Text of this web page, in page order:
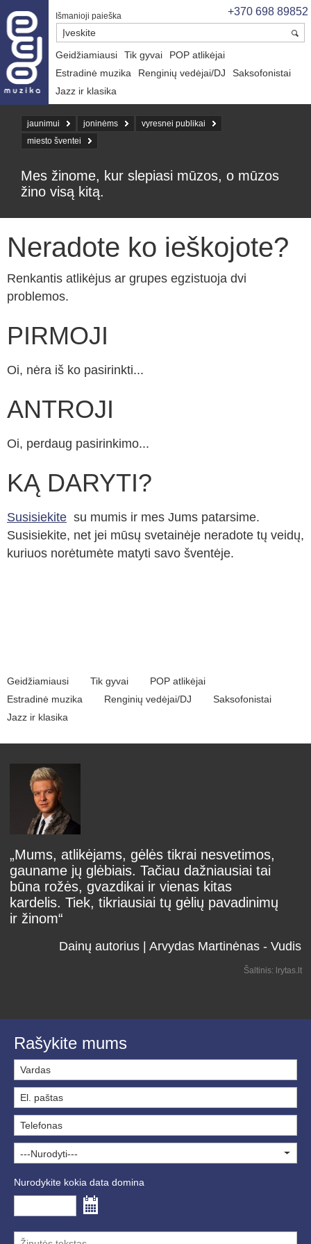
+370 698 89852
Išmanioji paieška
Geidžiamiausi Tik gyvai
POP atlikėjai
Estradinė muzika
Renginių vedėjai/DJ
Saksofonistai
Jazz ir klasika
jaunimui joninėms
vyresnei publikai
miesto šventei
Mes žinome, kur slepiasi mūzos, o mūzos
žino visą kitą.
Neradote ko ieškojote?
Renkantis atlikėjus ar grupes egzistuoja dvi
problemos.
PIRMOJI
Oi, nėra iš ko pasirinkti...
ANTROJI
Oi, perdaug pasirinkimo...
KĄ DARYTI?
Susisiekite su mumis ir mes Jums patarsime.
Susisiekite, net jei mūsų svetainėje neradote tų veidų,
kuriuos norėtumėte matyti savo šventėje.
Geidžiamiausi Tik gyvai
POP atlikėjai
Estradinė muzika
Renginių vedėjai/DJ
Saksofonistai
Jazz ir klasika
„Mums, atlikėjams, gėlės tikrai nesvetimos,
gauname jų glėbiais. Tačiau dažniausiai tai
būna rožės, gvazdikai ir vienas kitas
kardelis. Tiek, tikriausiai tų gėlių pavadinimų
ir žinom“
Dainų autorius | Arvydas Martinėnas - Vudis
Šaltinis: lrytas.lt
Rašykite mums
---Nurodyti---
Nurodykite kokia data domina